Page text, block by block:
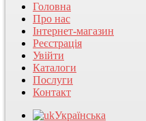
Головна
Про нас
Інтернет-магазин
Реєстрація
Увійти
Каталоги
Послуги
Контакт
Українська